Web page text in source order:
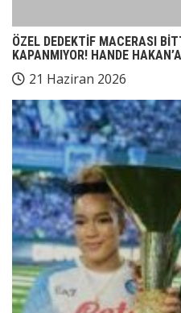
ÖZEL DEDEKTİF MACERASI
KAPANMIYOR! HANDE
21 Haziran 2026